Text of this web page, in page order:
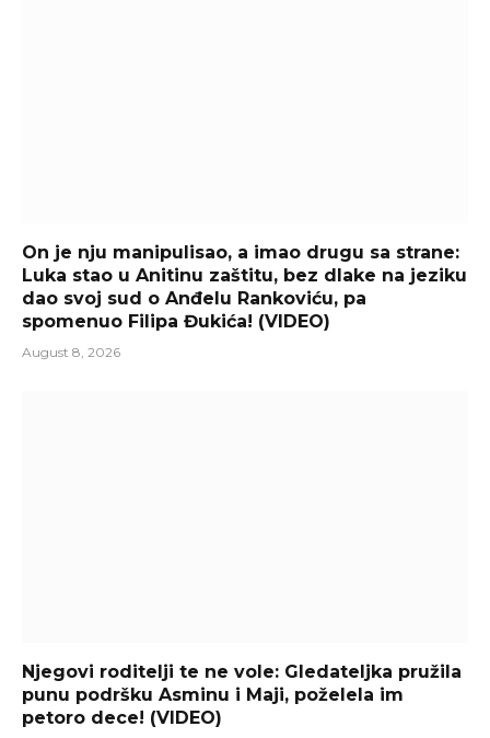
On je nju manipulisao, a imao drugu sa strane:
Luka stao u Anitinu zaštitu, bez dlake na jeziku
dao svoj sud o Anđelu Rankoviću, pa
spomenuo Filipa Đukića! (VIDEO)
August 8, 2026
Njegovi roditelji te ne vole: Gledateljka pružila
punu podršku Asminu i Maji, poželela im
petoro dece! (VIDEO)